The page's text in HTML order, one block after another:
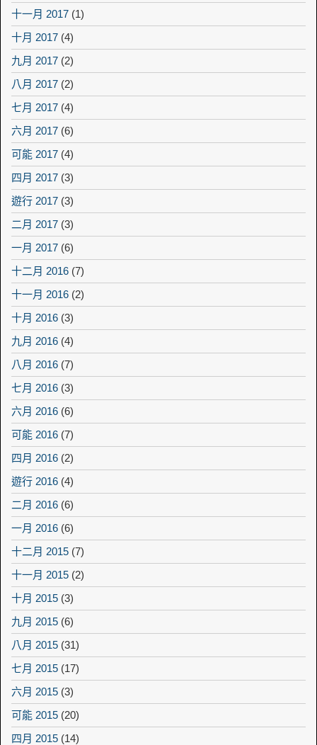
十一月 2017 (1)
十月 2017 (4)
九月 2017 (2)
八月 2017 (2)
七月 2017 (4)
六月 2017 (6)
可能 2017 (4)
四月 2017 (3)
遊行 2017 (3)
二月 2017 (3)
一月 2017 (6)
十二月 2016 (7)
十一月 2016 (2)
十月 2016 (3)
九月 2016 (4)
八月 2016 (7)
七月 2016 (3)
六月 2016 (6)
可能 2016 (7)
四月 2016 (2)
遊行 2016 (4)
二月 2016 (6)
一月 2016 (6)
十二月 2015 (7)
十一月 2015 (2)
十月 2015 (3)
九月 2015 (6)
八月 2015 (31)
七月 2015 (17)
六月 2015 (3)
可能 2015 (20)
四月 2015 (14)